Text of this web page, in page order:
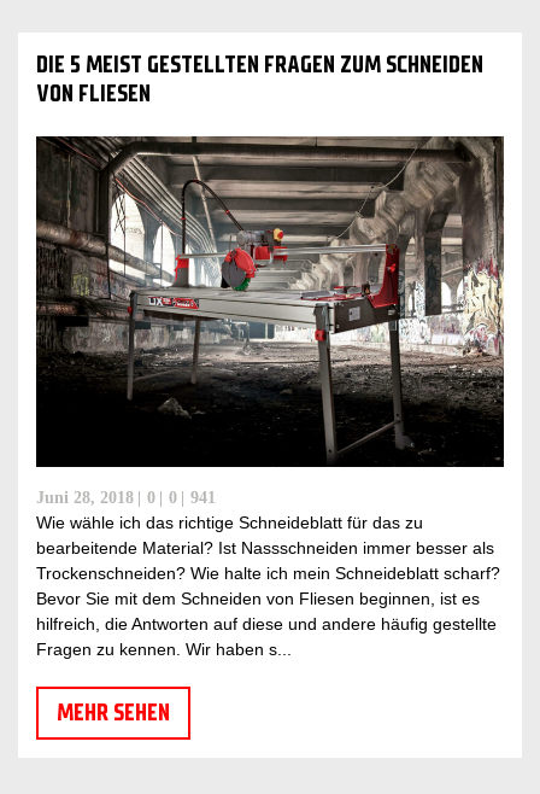
DIE 5 MEIST GESTELLTEN FRAGEN ZUM SCHNEIDEN
VON FLIESEN
Juni 28, 2018 0 0 941
Wie wähle ich das richtige Schneideblatt für das zu
bearbeitende Material? Ist Nassschneiden immer besser als
Trockenschneiden? Wie halte ich mein Schneideblatt scharf?
Bevor Sie mit dem Schneiden von Fliesen beginnen, ist es
hilfreich, die Antworten auf diese und andere häufig gestellte
Fragen zu kennen. Wir haben s...
MEHR SEHEN